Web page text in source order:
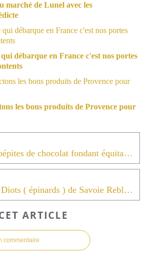
marché de Lunel avec les
débarque en France c'est nos portes
les bons produits de Provence pour
Méga cookies aux pépites de chocolat fondant équitable à 4 mains .
Oeufs cocottes aux Diots ( épinards ) de Savoie Reblochon fermier en route pour un atelier gourmand .
ARTICLE
commentaire